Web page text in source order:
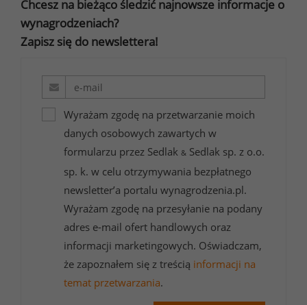
Chcesz na bieżąco śledzić najnowsze informacje o
wynagrodzeniach?
Zapisz się do newslettera!
Wyrażam zgodę na przetwarzanie moich
danych osobowych zawartych w
formularzu przez Sedlak & Sedlak sp. z o.o.
sp. k. w celu otrzymywania bezpłatnego
newsletter’a portalu wynagrodzenia.pl.
Wyrażam zgodę na przesyłanie na podany
adres e-mail ofert handlowych oraz
informacji marketingowych. Oświadczam,
że zapoznałem się z treścią informacji na
temat przetwarzania.